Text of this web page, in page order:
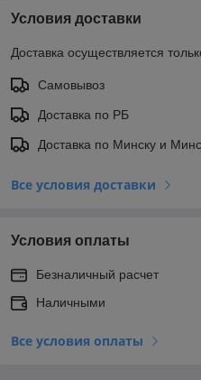
Условия доставки
Доставка осуществляется
Самовывоз
Доставка по РБ
Доставка по Минску и
Все условия доставки
Условия оплаты
Безналичный расчет
Наличными
Все условия оплаты